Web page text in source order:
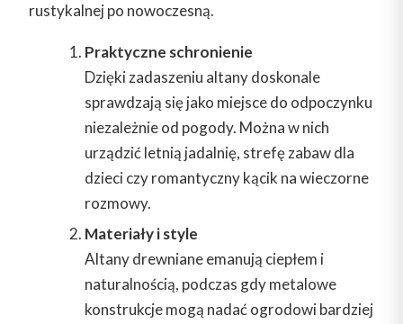
rustykalnej po nowoczesną.
Praktyczne schronienie
Dzięki zadaszeniu altany doskonale
sprawdzają się jako miejsce do odpoczynku
niezależnie od pogody. Można w nich
urządzić letnią jadalnię, strefę zabaw dla
dzieci czy romantyczny kącik na wieczorne
rozmowy.
Materiały i style
Altany drewniane emanują ciepłem i
naturalnością, podczas gdy metalowe
konstrukcje mogą nadać ogrodowi bardziej